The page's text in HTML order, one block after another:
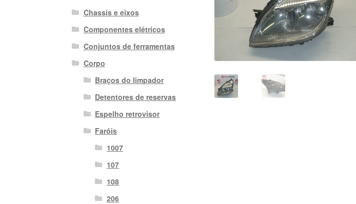
Chassis e eixos
Componentes elétricos
Conjuntos de ferramentas
Corpo
Braços do limpador
Detentores de reservas
Espelho retrovisor
Faróis
1007
107
108
206